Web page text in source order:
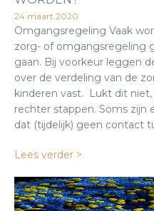
24 maart 2020
Omgangsregeling Vaak
zorg- of omgangsregeling
gaan. Bij voorkeur leggen
over de verdeling van de
kinderen vast. Lukt dit niet,
rechter stappen. Soms zijn
dat (tijdelijk) geen contact
Lees verder >